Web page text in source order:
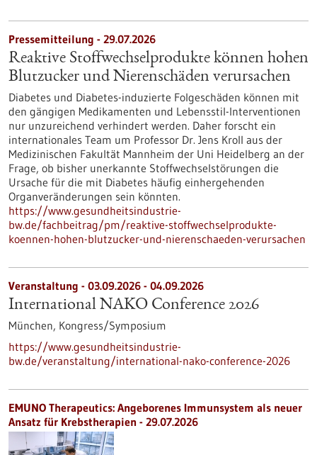
Pressemitteilung - 29.07.2026
Reaktive Stoffwechselprodukte können hohen
Blutzucker und Nierenschäden verursachen
Diabetes und Diabetes-induzierte Folgeschäden können mit
den gängigen Medikamenten und Lebensstil-Interventionen
nur unzureichend verhindert werden. Daher forscht ein
internationales Team um Professor Dr. Jens Kroll aus der
Medizinischen Fakultät Mannheim der Uni Heidelberg an der
Frage, ob bisher unerkannte Stoffwechselstörungen die
Ursache für die mit Diabetes häufig einhergehenden
Organveränderungen sein könnten.
https://www.gesundheitsindustrie-
bw.de/fachbeitrag/pm/reaktive-stoffwechselprodukte-
koennen-hohen-blutzucker-und-nierenschaeden-verursachen
Veranstaltung - 03.09.2026 - 04.09.2026
International NAKO Conference 2026
München, Kongress/Symposium
https://www.gesundheitsindustrie-
bw.de/veranstaltung/international-nako-conference-2026
EMUNO Therapeutics: Angeborenes Immunsystem als neuer
Ansatz für Krebstherapien - 29.07.2026